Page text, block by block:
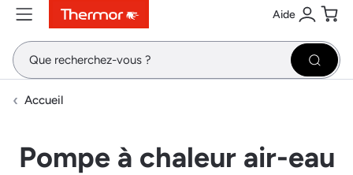
ContenuMenuRecherche Aide
Se
Accueil
Pompe à chaleur air-eau